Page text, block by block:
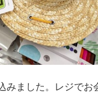
みました。レジでお